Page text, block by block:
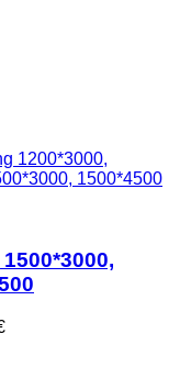
1200*3000,
1500*4500